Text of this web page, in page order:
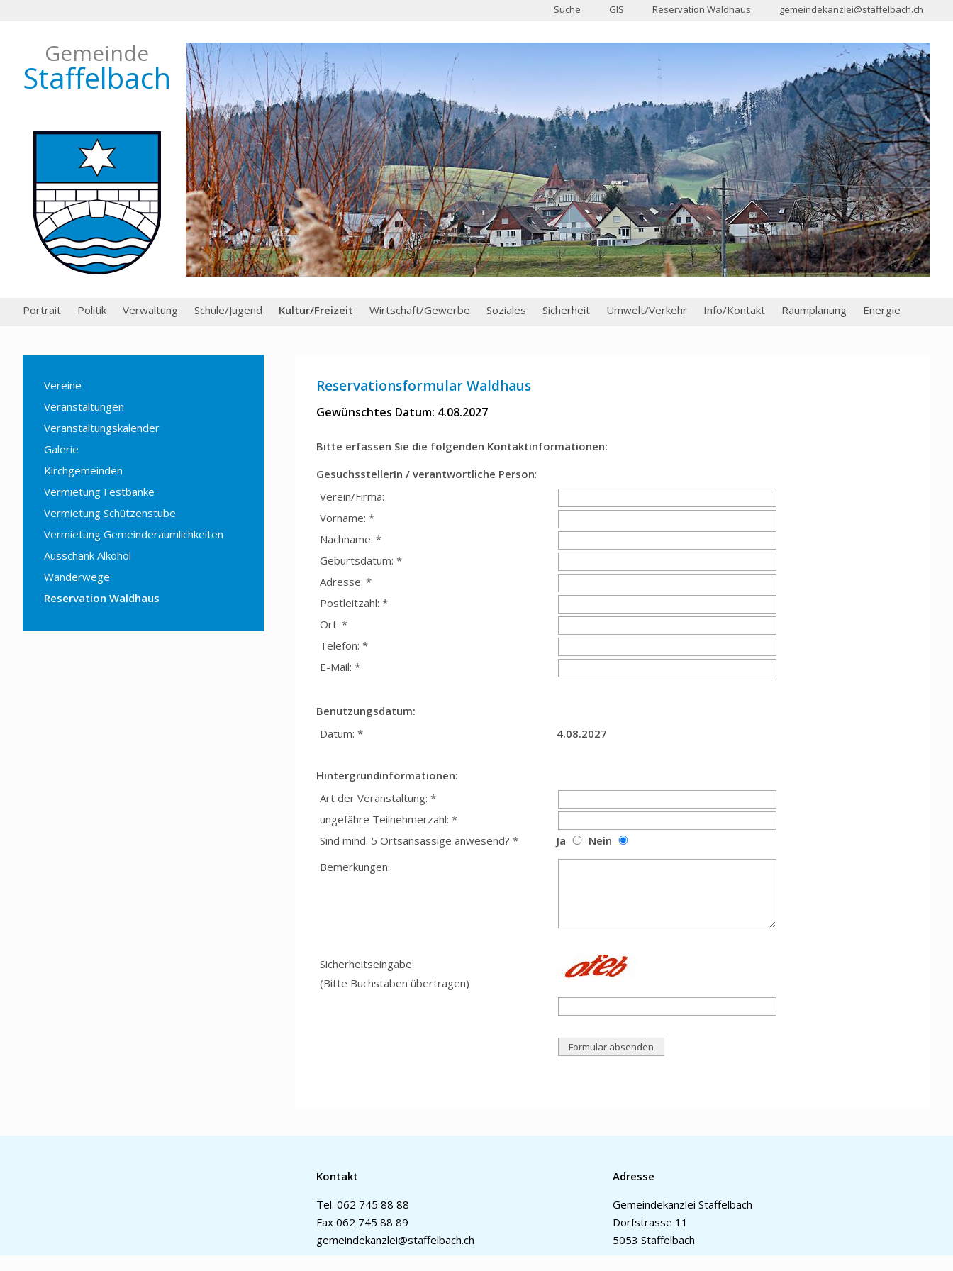
Suche GIS Reservation Waldhaus gemeindekanzlei@staffelbach.ch
Gemeinde
Staffelbach
Portrait Politik Verwaltung Schule/Jugend Kultur/Freizeit Wirtschaft/Gewerbe Soziales Sicherheit Umwelt/Verkehr Info/Kontakt Raumplanung Energie
Vereine
Veranstaltungen
Veranstaltungskalender
Galerie
Kirchgemeinden
Vermietung Festbänke
Vermietung Schützenstube
Vermietung Gemeinderäumlichkeiten
Ausschank Alkohol
Wanderwege
Reservation Waldhaus
Reservationsformular Waldhaus
Gewünschtes Datum: 4.08.2027
Bitte erfassen Sie die folgenden Kontaktinformationen:
GesuchsstellerIn / verantwortliche Person:
Verein/Firma:
Vorname: *
Nachname: *
Geburtsdatum: *
Adresse: *
Postleitzahl: *
Ort: *
Telefon: *
E-Mail: *
Benutzungsdatum:
Datum: *
4.08.2027
Hintergrundinformationen:
Art der Veranstaltung: *
ungefähre Teilnehmerzahl: *
Sind mind. 5 Ortsansässige anwesend? *
Ja
Nein
Bemerkungen:
Sicherheitseingabe:
(Bitte Buchstaben übertragen)
Kontakt
Tel. 062 745 88 88
Fax 062 745 88 89
gemeindekanzlei@staffelbach.ch
Adresse
Gemeindekanzlei Staffelbach
Dorfstrasse 11
5053 Staffelbach